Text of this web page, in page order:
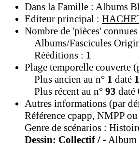
Dans la Famille : Albums
Editeur principal :
Nombre de 'pièces' connues
Albums/Fascicules
Rééditions : 1
Plage temporelle couverte
Plus ancien au n° 1 daté
Plus récent au n° 93 daté
Autres informations (par
Référence cpapp, NMPP
Genre de scénarios :
Dessin: Collectif / - Album